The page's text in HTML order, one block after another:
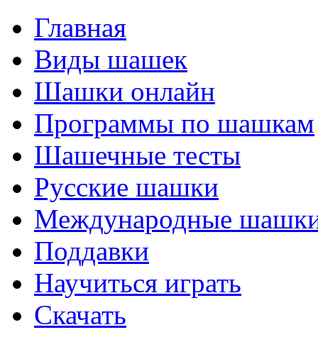
Главная
Виды шашек
Шашки онлайн
Программы по шашкам
Шашечные тесты
Русские шашки
Международные
Поддавки
Научиться играть
Скачать